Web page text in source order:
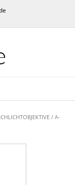
/ A-